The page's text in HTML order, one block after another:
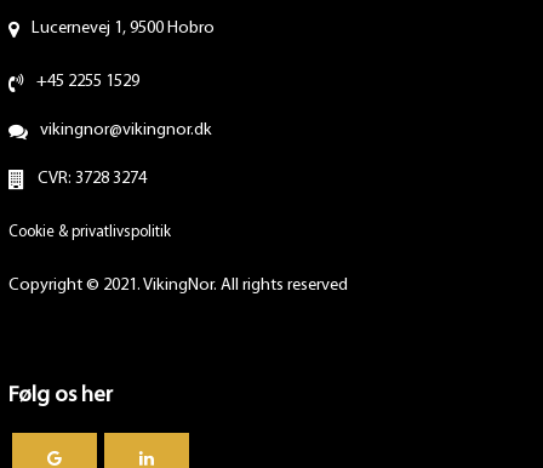
Lucernevej 1, 9500 Hobro
+45 2255 1529
vikingnor@vikingnor.dk
CVR: 3728 3274
Cookie & privatlivspolitik
Copyright © 2021. VikingNor. All rights reserved
Følg os her